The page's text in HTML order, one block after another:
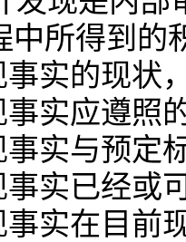
中所得到的
事实的现状
事实应遵
事实与预定
事实已经或
事实在目